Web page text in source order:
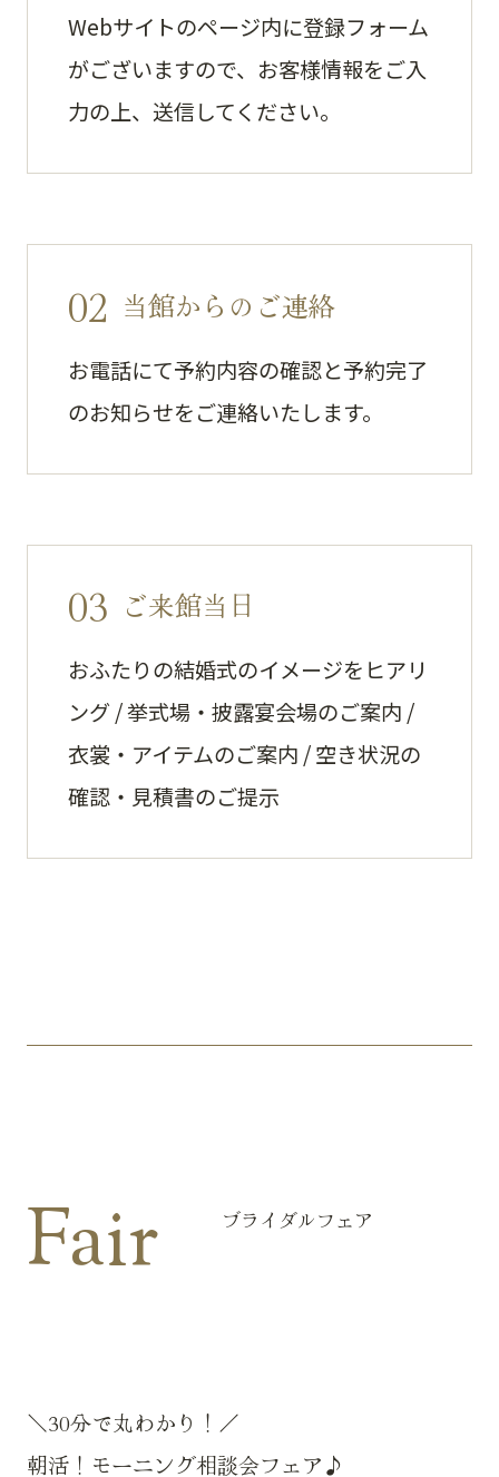
Webサイトのページ内に登録フォーム
がございますので、お客様情報をご入
力の上、送信してください。
02 当館からのご連絡
お電話にて予約内容の確認と予約完了
のお知らせをご連絡いたします。
03 ご来館当日
おふたりの結婚式のイメージをヒアリ
ング / 挙式場・披露宴会場のご案内 /
衣裳・アイテムのご案内 / 空き状況の
確認・見積書のご提示
Fair ブライダルフェア
＼30分で丸わかり！／
朝活！モーニング相談会フェア♪